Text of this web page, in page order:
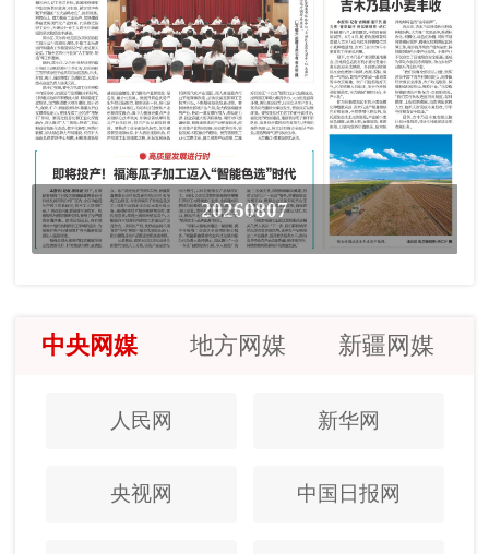
20260807
中央网媒 地方网媒 新疆网媒
人民网 新华网
央视网 中国日报网